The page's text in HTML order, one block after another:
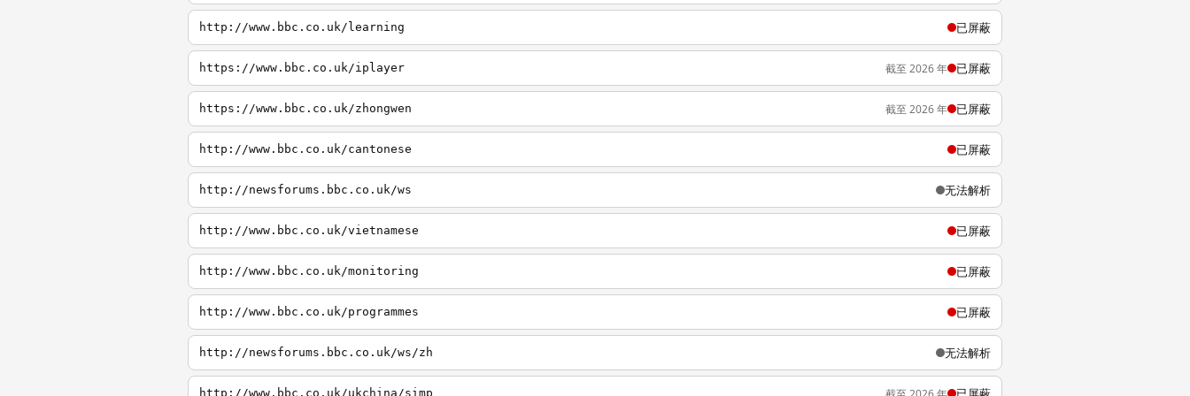
http://www.bbc.co.uk/learning 已屏蔽
https://www.bbc.co.uk/iplayer 截至 2026 年 已屏蔽
https://www.bbc.co.uk/zhongwen 截至 2026 年 已屏蔽
http://www.bbc.co.uk/cantonese 已屏蔽
http://newsforums.bbc.co.uk/ws 无法解析
http://www.bbc.co.uk/vietnamese 已屏蔽
http://www.bbc.co.uk/monitoring 已屏蔽
http://www.bbc.co.uk/programmes 已屏蔽
http://newsforums.bbc.co.uk/ws/zh 无法解析
http://www.bbc.co.uk/ukchina/simp